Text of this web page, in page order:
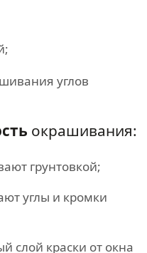
углов
окрашивания:
грунтовкой;
углы и кромки
слой краски от окна